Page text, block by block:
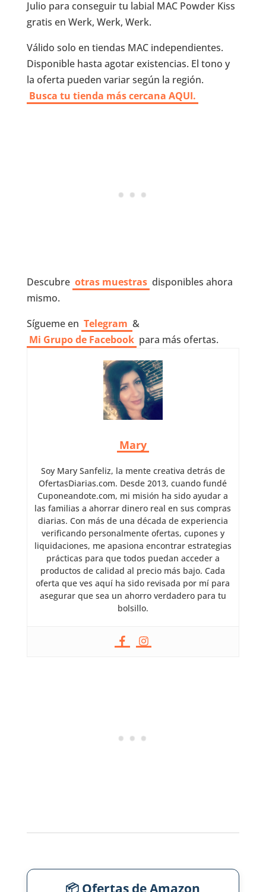
Julio para conseguir tu labial MAC Powder Kiss
gratis en Werk, Werk, Werk.
Válido solo en tiendas MAC independientes.
Disponible hasta agotar existencias. El tono y
la oferta pueden variar según la región.
Busca tu tienda más cercana AQUI.
Descubre otras muestras disponibles ahora
mismo.
Sígueme en Telegram &
Mi Grupo de Facebook para más ofertas.
Mary
Soy Mary Sanfeliz, la mente creativa detrás de
OfertasDiarias.com. Desde 2013, cuando fundé
Cuponeandote.com, mi misión ha sido ayudar a
las familias a ahorrar dinero real en sus compras
diarias. Con más de una década de experiencia
verificando personalmente ofertas, cupones y
liquidaciones, me apasiona encontrar estrategias
prácticas para que todos puedan acceder a
productos de calidad al precio más bajo. Cada
oferta que ves aquí ha sido revisada por mí para
asegurar que sea un ahorro verdadero para tu
bolsillo.
📦 Ofertas de Amazon